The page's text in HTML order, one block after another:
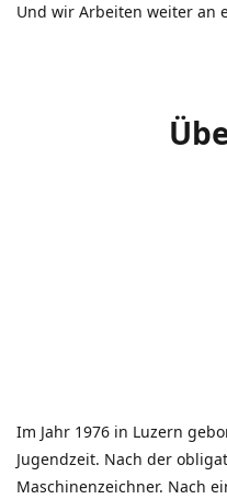
Und wir Arbeiten weiter an
Im Jahr 1976 in Luzern
Jugendzeit. Nach der
Maschinenzeichner. Nach